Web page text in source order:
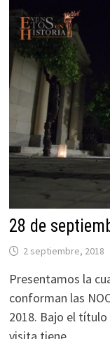
28 de
2 septiembre, 2018
Presentamos la
conforman las
2018. Bajo el
visita tiene …